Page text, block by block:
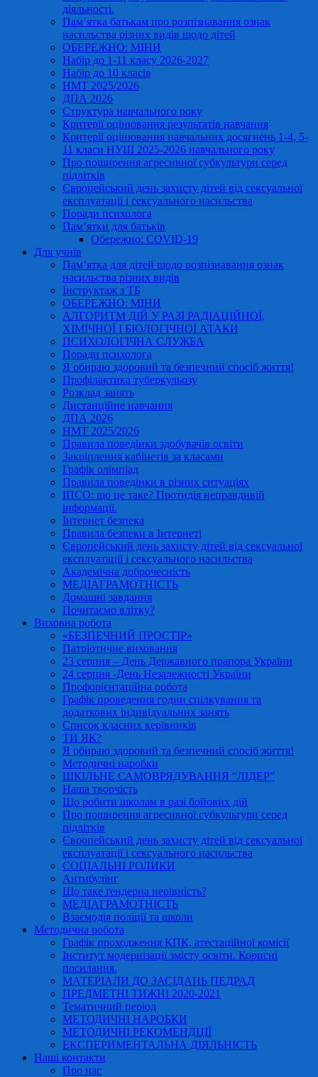
діяльності.
Пам’ятка батькам про розпізнавання ознак
насильства різних видів щодо дітей
ОБЕРЕЖНО: МІНИ
Набір до 1-11 класу 2026-2027
Набір до 10 класів
НМТ 2025/2026
ДПА 2026
Структура навчального року
Критерії оцінювання результатів навчання
Критерії оцінювання навчальних досягнень 1-4, 5-
11 класи НУШ 2025-2026 навчального року
Про поширення агресивної субкультури серед
підлітків
Європейський день захисту дітей від сексуальної
експлуатації і сексуального насильства
Поради психолога
Пам’ятки для батьків
Обережно: COVID-19
Для учнів
Пам’ятка для дітей щодо розпізнавання ознак
насильства різних видів
Інструктаж з ТБ
ОБЕРЕЖНО: МІНИ
АЛГОРИТМ ДІЙ У РАЗІ РАДІАЦІЙНОЇ,
ХІМІЧНОЇ І БІОЛОГІЧНОЇ АТАКИ
ПСИХОЛОГІЧНА СЛУЖБА
Поради психолога
Я обираю здоровий та безпечний спосіб життя!
Профілактика туберкульозу
Розклад занять
Дистанційне навчання
ДПА 2026
НМТ 2025/2026
Правила поведінки здобувачів освіти
Закріплення кабінетів за класами
Графік олімпіад
Правила поведінки в різних ситуаціях
ІПСО: що це таке? Протидія неправдивій
інформації.
Інтернет безпека
Правила безпеки в Інтернеті
Європейський день захисту дітей від сексуальної
експлуатації і сексуального насильства
Академічна доброчесність
МЕДІАГРАМОТНІСТЬ
Домашні завдання
Почитаємо влітку?
Виховна робота
«БЕЗПЕЧНИЙ ПРОСТІР»
Патріотичне виховання
23 серпня – День Державного прапора України
24 серпня -День Незалежності України
Профорієнтаційна робота
Графік проведення годин спілкування та
додаткових індивідуальних занять
Список класних керівників
ТИ ЯК?
Я обираю здоровий та безпечний спосіб життя!
Методичні наробки
ШКІЛЬНЕ САМОВРЯДУВАННЯ “ЛІДЕР”
Наша творчість
Що робити школам в разі бойових дій
Про поширення агресивної субкультури серед
підлітків
Європейський день захисту дітей від сексуальної
експлуатації і сексуального насильства
СОЦІАЛЬНІ РОЛИКИ
Антибулінг
Що таке ґендерна нерівність?
МЕДІАГРАМОТНІСТЬ
Взаємодія поліції та школи
Методична робота
Графік проходження КПК, атестаційної комісії
Інститут модернізації змісту освіти. Корисні
посилання.
МАТЕРІАЛИ ДО ЗАСІДАНЬ ПЕДРАД
ПРЕДМЕТНІ ТИЖНІ 2020-2021
Тематичний період
МЕТОДИЧНІ НАРОБКИ
МЕТОДИЧНІ РЕКОМЕНДЦІЇ
ЕКСПЕРИМЕНТАЛЬНА ДІЯЛЬНІСТЬ
Наші контакти
Про нас